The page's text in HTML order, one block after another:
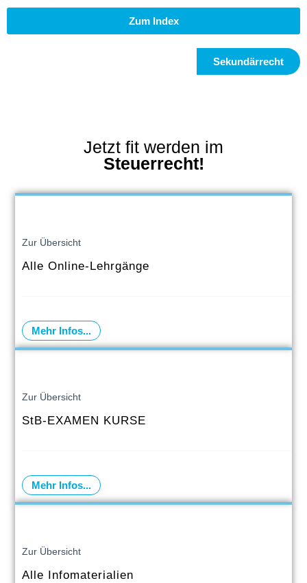
Zum Index
Sekundärrecht
Jetzt fit werden im
Steuerrecht!
Zur Übersicht
Alle Online-Lehrgänge
Mehr Infos...
Zur Übersicht
StB-EXAMEN KURSE
Mehr Infos...
Zur Übersicht
Alle Infomaterialien